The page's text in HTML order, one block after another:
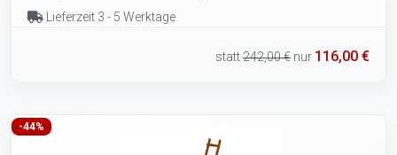
Lieferzeit 3 - 5 Werktage
statt242,00 € nur 116,00 €
-44%